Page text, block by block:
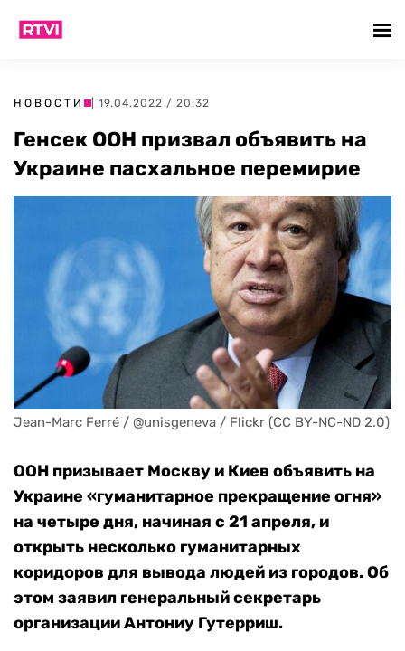
НОВОСТИ | 19.04.2022 / 20:32
Генсек ООН призвал объявить на
Украине пасхальное перемирие
Jean-Marc Ferré / @unisgeneva / Flickr (CC BY-NC-ND 2.0)
ООН призывает Москву и Киев объявить на
Украине «гуманитарное прекращение огня»
на четыре дня, начиная с 21 апреля, и
открыть несколько гуманитарных
коридоров для вывода людей из городов. Об
этом заявил генеральный секретарь
организации Антониу Гутерриш.